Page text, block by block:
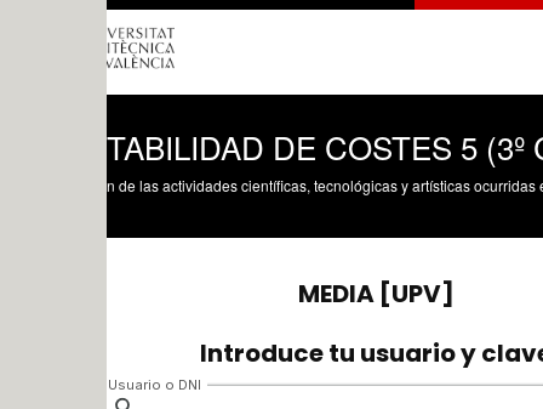
DE COSTES 5 (3º
de las actividades científicas, tecnológicas y artísticas ocurridas en los tres